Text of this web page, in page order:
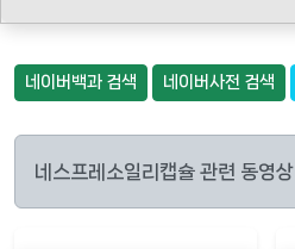
네이버백과 검색 네이버사전 검색
네스프레소일리캡슐 관련 동영상